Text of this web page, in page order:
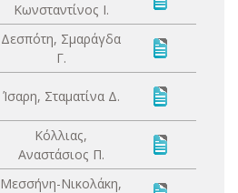
Κωνσταντίνος Ι.
Δεσπότη, Σμαράγδα
Γ.
Ίσαρη, Σταματίνα Δ.
Κόλλιας,
Αναστάσιος Π.
Μεσσήνη-Νικολάκη,